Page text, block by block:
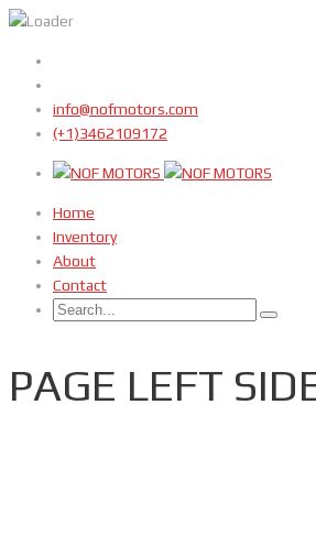
info@nofmotors.com
(+1)3462109172
Home
Inventory
About
Contact
PAGE LEFT